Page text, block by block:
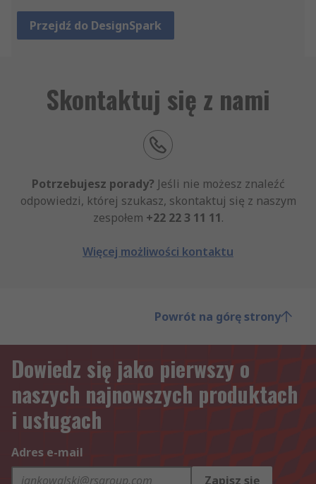
Przejdź do DesignSpark
Skontaktuj się z nami
Potrzebujesz porady? Jeśli nie możesz znaleźć
odpowiedzi, której szukasz, skontaktuj się z naszym
zespołem +22 22 3 11 11.
Więcej możliwości kontaktu
Powrót na górę strony
Dowiedz się jako pierwszy o
naszych najnowszych produktach
i usługach
Adres e-mail
Zapisz się